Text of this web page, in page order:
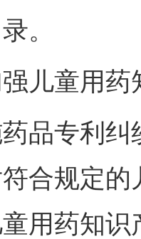
。
童用药
专利纠
合规定
用药知